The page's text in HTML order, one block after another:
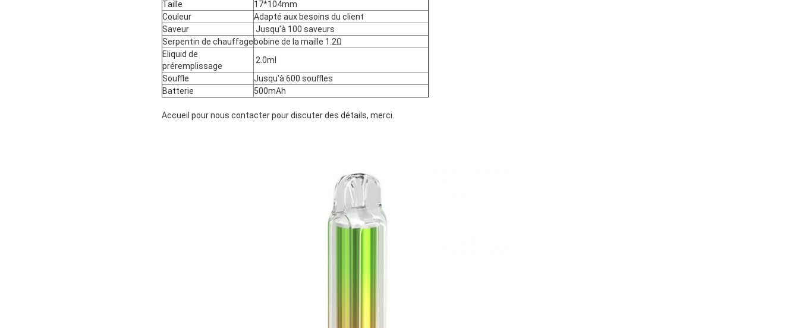
Taille
17*104mm
Couleur
Adapté aux besoins du client
Saveur
Jusqu'à 100 saveurs
Serpentin de chauffage bobine de la maille 1.2Ω
Eliquid de
préremplissage
2.0ml
Souffle
Jusqu'à 600 souffles
Batterie
500mAh
Accueil pour nous contacter pour discuter des détails, merci.